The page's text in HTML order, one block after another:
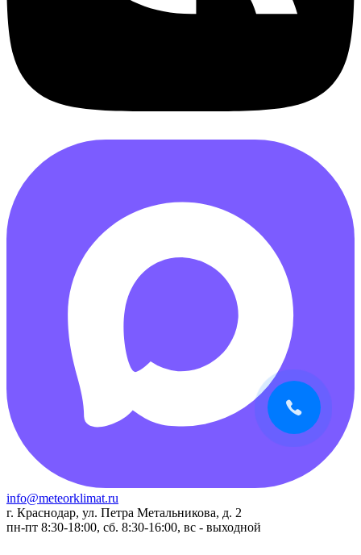
info@meteorklimat.ru
г. Краснодар, ул. Петра Метальникова, д. 2
пн-пт 8:30-18:00, сб. 8:30-16:00, вс - выходной